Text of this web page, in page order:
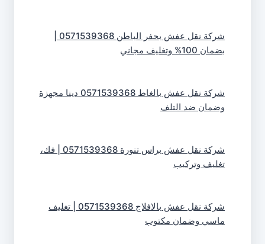
بضمان 100% وتغليف مجاني
شركة نقل عفش بالغاط 0571539368 دينا مجهزة
وضمان ضد التلف
شركة نقل عفش براس تنورة 0571539368 | فك،
تغليف وتركيب
شركة نقل عفش بالافلاج 0571539368 | تغليف
ماسي وضمان مكتوب